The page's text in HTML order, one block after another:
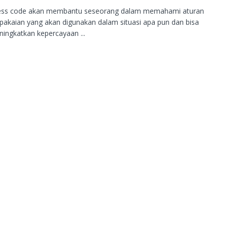
code akan membantu seseorang dalam memahami aturan
yang akan digunakan dalam situasi apa pun dan bisa
kepercayaan ...